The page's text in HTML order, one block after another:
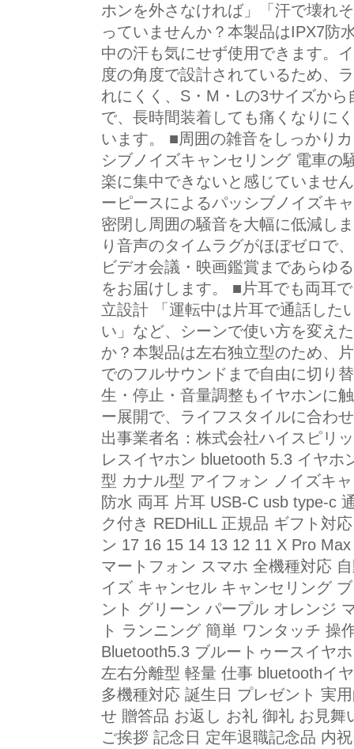
ホンを外さなければ」「汗で壊れ
っていませんか？本製品はIPX7防
中の汗も気にせず使用できます。
度の角度で設計されているため、
れにくく、S・M・Lの3サイズか
で、長時間装着しても痛くなりに
います。 ■周囲の雑音をしっかり
シブノイズキャンセリング 電車の
楽に集中できないと感じていませ
ーピースによるパッシブノイズキ
密閉し周囲の騒音を大幅に低減し
り音声のタイムラグがほぼゼロで
ビデオ会議・映画鑑賞まであらゆ
をお届けします。 ■片耳でも両耳
立設計 「運転中は片耳で通話した
い」など、シーンで使い方を変え
か？本製品は左右独立型のため、
でのフルサウンドまで自由に切り
生・停止・音量調整もイヤホンに
ー展開で、ライフスタイルに合わ
出事業者名：株式会社ハイスピリ
レスイヤホン bluetooth 5.3 イヤ
型 カナル型 アイフォン ノイズキ
防水 両耳 片耳 USB-C usb type-c
ク付き REDHiLL 正規品 ギフト対
ン 17 16 15 14 13 12 11 X Pro
マートフォン スマホ 全機種対応
イズ キャンセル キャンセリング
ント グリーン パープル オレンジ
ト ランニング 簡単 ワンタッチ 操
Bluetooth5.3 ブルートゥースイヤ
左右分離型 軽量 仕事 bluetoothイ
多機種対応 誕生日 プレゼント 実
せ 贈答品 お返し お礼 御礼 お見
ご挨拶 記念日 定年退職記念品 内